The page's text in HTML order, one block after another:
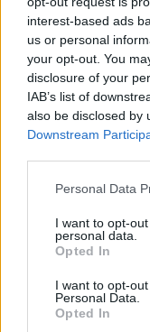
interest-based ads
us or personal
your opt-out. You
disclosure of your
IAB’s list of
also be disclosed by
Downstream
Personal Data
I want to opt-
personal data.
Opted In
I want to opt-
Personal Data.
Opted In
stagionale
VER 1-3 NAP